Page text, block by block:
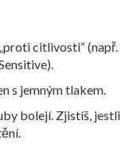
citlivosti“ (např.
s jemným tlakem.
bolejí. Zjistíš, jestli